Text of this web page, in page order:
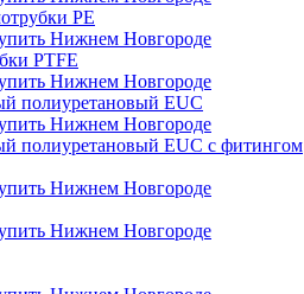
PE
PTFE
полиуретановый EUC
полиуретановый EUC с фитингом